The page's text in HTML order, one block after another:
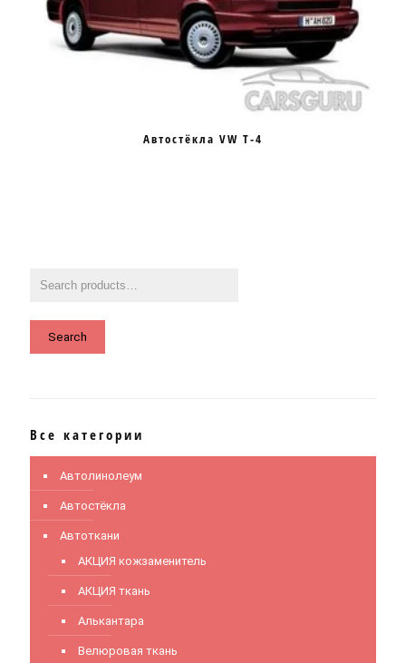
Автостёкла VW T-4
Search
Все категории
Автолинолеум
Автостёкла
Автоткани
АКЦИЯ кожзаменитель
АКЦИЯ ткань
Алькантара
Велюровая ткань